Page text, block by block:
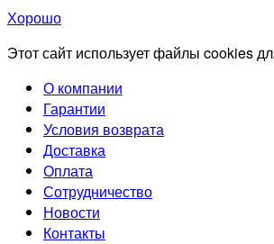
Хорошо
Этот сайт использует файлы cookies
О компании
Гарантии
Условия возврата
Доставка
Оплата
Сотрудничество
Новости
Контакты